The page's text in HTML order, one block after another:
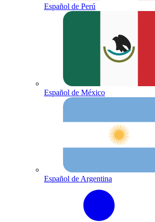
Español de Perú
Español de México
Español de Argentina